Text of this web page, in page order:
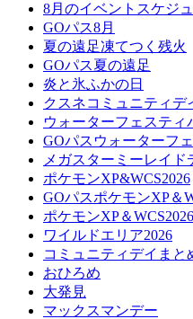
8月のイベントスケジ
GOパス8月
夏の遠足凍てつく残火
GOパス夏の遠足
炎と氷ふかの日
クスネコミュニティデ
ウォーターフェスティ
GOパスウォーターフ
メガスターミーレイド
ポケモンXP&WCS2026
GOパスポケモンXP＆
ポケモンXP＆
ワイルドエリア2026
コミュニティデイまと
おひろめ
大発見
マックスマンデー